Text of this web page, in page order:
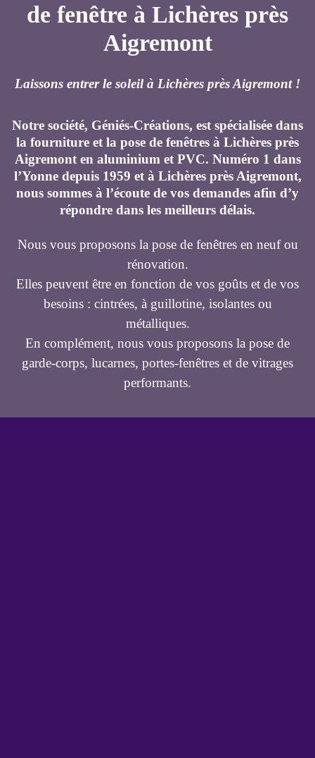
de fenêtre à Lichères près
Aigremont
Laissons entrer le soleil à Lichères près Aigremont !
Notre société, Géniés-Créations, est spécialisée dans
la fourniture et la pose de fenêtres à Lichères près
Aigremont en aluminium et PVC. Numéro 1 dans
l’Yonne depuis 1959 et à Lichères près Aigremont,
nous sommes à l’écoute de vos demandes afin d’y
répondre dans les meilleurs délais.
Nous vous proposons la pose de fenêtres en neuf ou
rénovation.
Elles peuvent être en fonction de vos goûts et de vos
besoins : cintrées, à guillotine, isolantes ou
métalliques.
En complément, nous vous proposons la pose de
garde-corps, lucarnes, portes-fenêtres et de vitrages
performants.